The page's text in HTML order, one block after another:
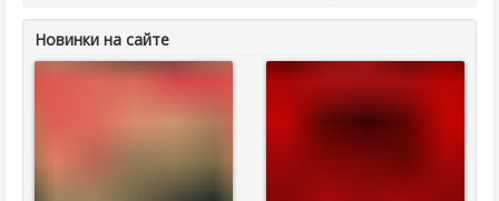
Новинки на сайте